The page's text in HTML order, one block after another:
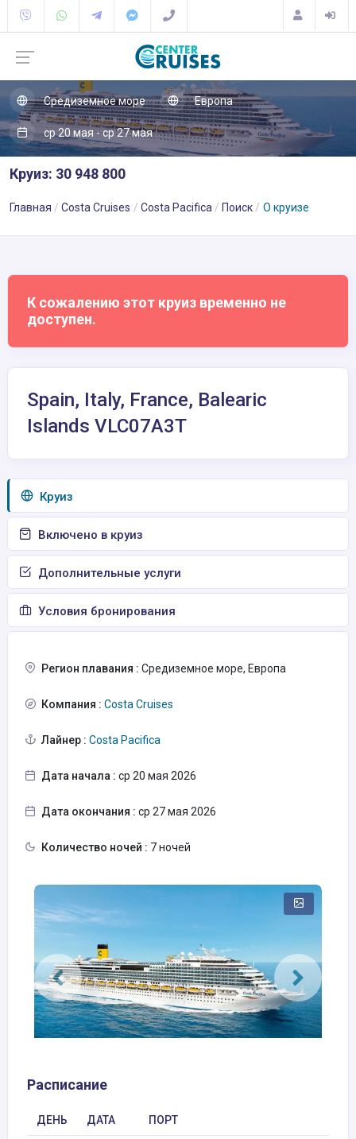
Средиземное море Европа
ср 20 мая - ср 27 мая
Круиз: 30 948 800
Главная Costa Cruises Costa Pacifica Поиск О круизе
К сожалению этот круиз временно не
доступен.
Spain, Italy, France, Balearic
Islands VLC07A3T
Круиз
Включено в круиз
Дополнительные услуги
Условия бронирования
Регион плавания : Средиземное море, Европа
Компания : Costa Cruises
Лайнер : Costa Pacifica
Дата начала : ср 20 мая 2026
Дата окончания : ср 27 мая 2026
Количество ночей : 7 ночей
Расписание
ДЕНЬ ДАТА ПОРТ